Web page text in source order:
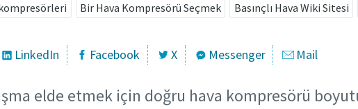
Bir Hava Kompresörü Seçmek Basınçlı Hava Wiki Sitesi
LinkedIn Facebook X Messenger Mail
elde etmek için doğru hava kompresörü